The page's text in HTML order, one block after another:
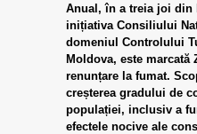
Anual, în a treia joi din
inițiativa Consiliului
domeniul Controlului
Moldova, este marcată
renunțare la fumat.
creșterea gradului de
populației, inclusiv a
efectele nocive ale